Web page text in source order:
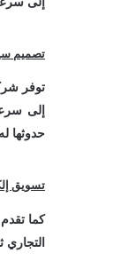
تصميم
توفر
إلى
حدوثها
تسويق
كما